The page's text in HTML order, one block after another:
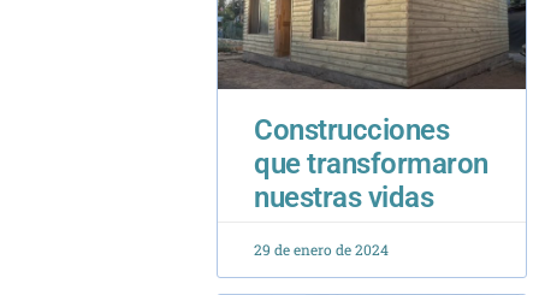
Construcciones
que transformaron
nuestras vidas
29 de enero de 2024
EDITORIAL